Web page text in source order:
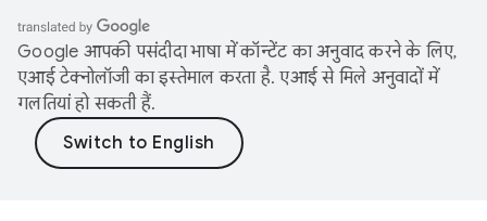
Google आपकी पसंदीदा भाषा में कॉन्टेंट का अनुवाद करने के लिए,
एआई टेक्नोलॉजी का इस्तेमाल करता है. एआई से मिले अनुवादों में
गलतियां हो सकती हैं.